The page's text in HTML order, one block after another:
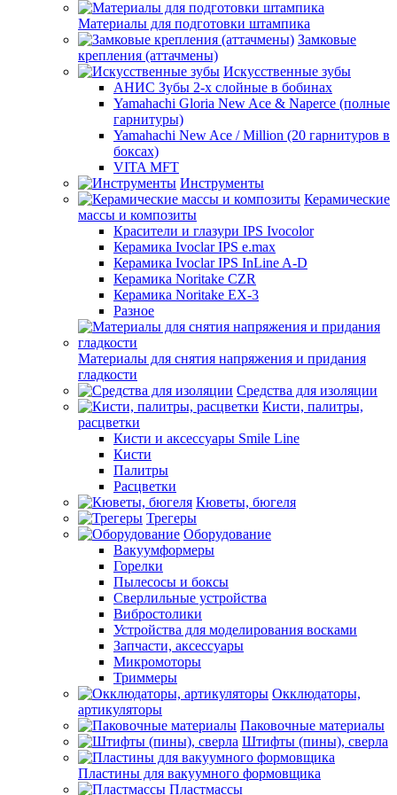
Материалы для подготовки штампика
Замковые
крепления (аттачмены)
Искусственные зубы
АНИС Зубы 2-х слойные в бобинах
Yamahachi Gloria New Ace & Naperce (полные
гарнитуры)
Yamahachi New Ace / Million (20 гарнитуров в
боксах)
VITA MFT
Инструменты
Керамические
массы и композиты
Красители и глазури IPS Ivocolor
Керамика Ivoclar IPS e.max
Керамика Ivoclar IPS InLine A-D
Керамика Noritake CZR
Керамика Noritake EX-3
Разное
Материалы для снятия напряжения и придания
гладкости
Средства для изоляции
Кисти, палитры,
расцветки
Кисти и аксессуары Smile Line
Кисти
Палитры
Расцветки
Кюветы, бюгеля
Трегеры
Оборудование
Вакуумформеры
Горелки
Пылесосы и боксы
Сверлильные устройства
Вибростолики
Устройства для моделирования восками
Запчасти, аксессуары
Микромоторы
Триммеры
Окклюдаторы,
артикуляторы
Паковочные материалы
Штифты (пины), сверла
Пластины для вакуумного формовщика
Пластмассы